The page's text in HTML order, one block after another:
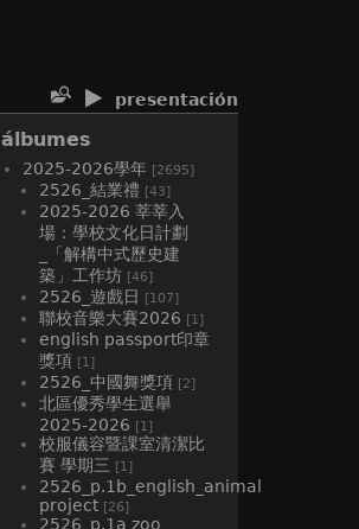
presentación
álbumes
2025-2026學年 [2695]
2526_結業禮 [43]
2025-2026 莘莘入
場：學校文化日計劃
_「解構中式歷史建
築」工作坊 [46]
2526_遊戲日 [107]
聯校音樂大賽2026 [1]
english passport印章
獎項 [1]
2526_中國舞獎項 [2]
北區優秀學生選舉
2025-2026 [1]
校服儀容暨課室清潔比
賽 學期三 [1]
2526_p.1b_english_animal
project [26]
2526_p.1a zoo